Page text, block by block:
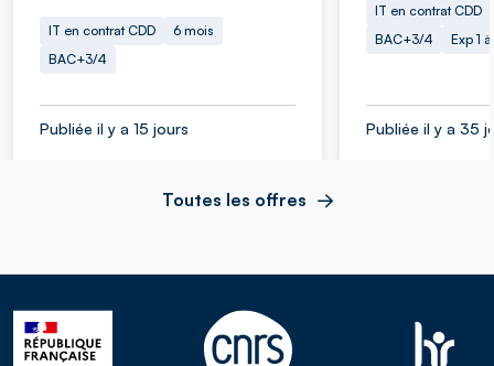
IT en contrat CDD
6 mois
BAC+3/4
Publiée il y a 15 jours
IT en contrat CDD
BAC+3/4
Exp 1
Publiée il y a 35
Toutes les offres